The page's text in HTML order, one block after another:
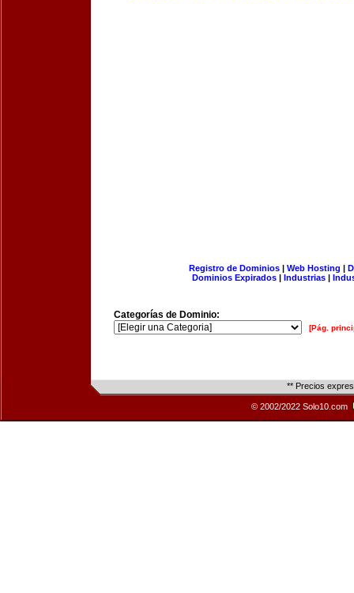
Registro de Dominios| Web Hosting |
Dominios Expirados | Industrias |
Categorías de Dominio:
[Pág.
** Precios
© 2002/2022 Solo10.com